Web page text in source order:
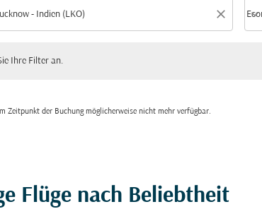
close keyboard_arrow_down
Ihre Filter an.
Zeitpunkt der Buchung möglicherweise nicht mehr verfügbar.
Flüge nach Beliebtheit